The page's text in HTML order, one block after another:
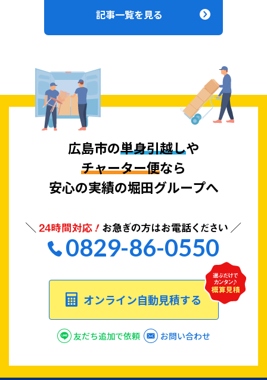
記事一覧を見る
広島市の単身引越しや
チャーター便なら
安心の実績の堀田グループへ
0829-86-0550
オンライン自動見積する
友だち追加で依頼 お問い合わせ